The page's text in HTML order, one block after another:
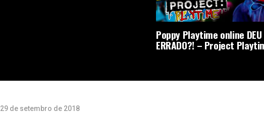
Poppy Playtime online DEU
ERRADO?! – Project
29 de setembro de 2018